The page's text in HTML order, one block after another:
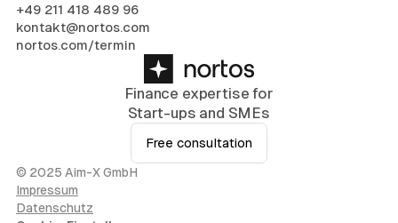
Finance expertise for
Start-ups and SMEs
Free consultation
+49 211 418 489 96
kontakt@nortos.com
nortos.com/termin
© 2025 Aim-X GmbH
Impressum
Datenschutz